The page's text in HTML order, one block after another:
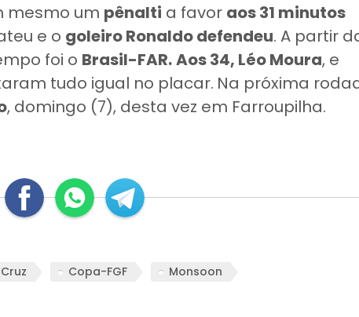
mesmo um pênalti a favor aos 31 minutos
e o goleiro Ronaldo defendeu. A partir
foi o Brasil-FAR.Aos 34, Léo Moura, e
tudo igual no placar. Na próxima
, domingo (7), desta vez em Farroupilha.
Copa-FGF
Monsoon